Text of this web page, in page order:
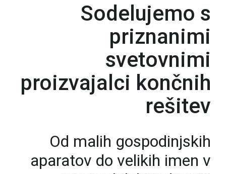
Sodelujemo s
priznanimi
svetovnimi
proizvajalci končnih
rešitev
Od malih gospodinjskih
aparatov do velikih imen v